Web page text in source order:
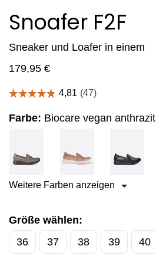
Snoafer F2F
Sneaker und Loafer in einem
179,95 €
Farbe: Biocare vegan anthrazit
Weitere Farben anzeigen
Größe wählen:
36
37 38 39 40